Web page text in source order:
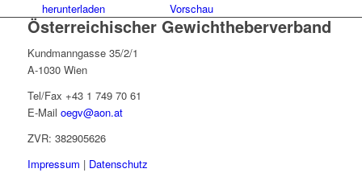
herunterladen Vorschau
Österreichischer Gewichtheberverband
Kundmanngasse 35/2/1
A-1030 Wien
Tel/Fax +43 1 749 70 61
E-Mail oegv@aon.at
ZVR: 382905626
Impressum | Datenschutz